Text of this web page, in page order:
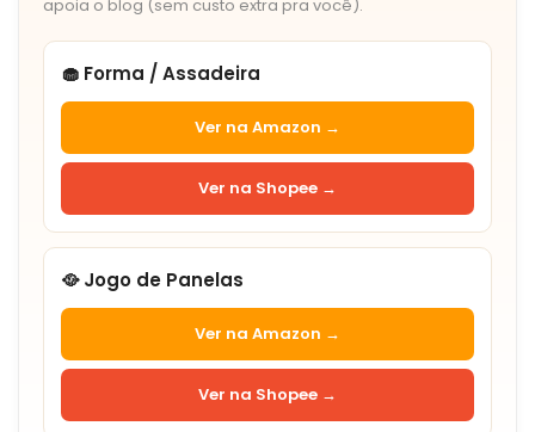
apoia o blog (sem custo extra pra você).
🧁 Forma / Assadeira
Ver na Amazon →
Ver na Shopee →
🥘 Jogo de Panelas
Ver na Amazon →
Ver na Shopee →